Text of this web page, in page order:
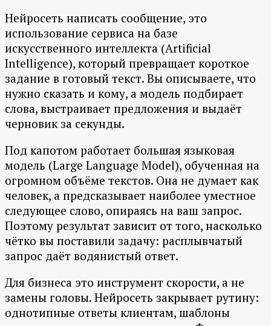
Нейросеть написать сообщение, это
использование сервиса на базе
искусственного интеллекта (Artificial
Intelligence), который превращает короткое
задание в готовый текст. Вы описываете, что
нужно сказать и кому, а модель подбирает
слова, выстраивает предложения и выдаёт
черновик за секунды.
Под капотом работает большая языковая
модель (Large Language Model), обученная на
огромном объёме текстов. Она не думает как
человек, а предсказывает наиболее уместное
следующее слово, опираясь на ваш запрос.
Поэтому результат зависит от того, насколько
чётко вы поставили задачу: расплывчатый
запрос даёт водянистый ответ.
Для бизнеса это инструмент скорости, а не
замены головы. Нейросеть закрывает рутину:
однотипные ответы клиентам, шаблоны